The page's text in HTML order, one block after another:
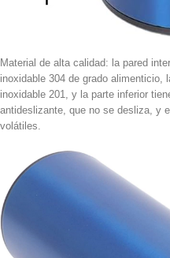
Material de alta calidad: la pared
inoxidable 304 de grado alimenticio,
inoxidable 201, y la parte inferior
antideslizante, que no se desliza, y
volátiles.